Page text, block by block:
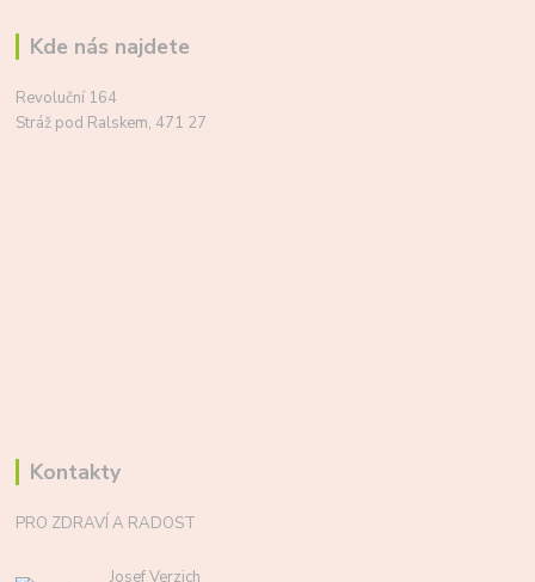
Kde nás najdete
Revoluční 164
Stráž pod Ralskem, 471 27
Kontakty
PRO ZDRAVÍ A RADOST
Josef Verzich